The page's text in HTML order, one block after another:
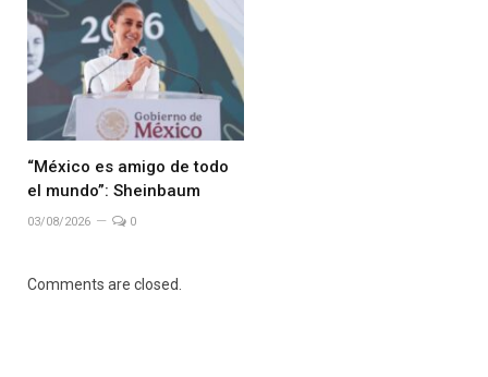
“México es amigo de todo
el mundo”: Sheinbaum
03/08/2026 0
Comments are closed.